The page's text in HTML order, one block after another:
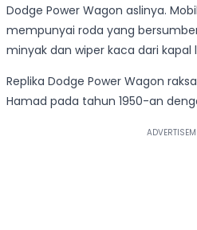
Dodge Power Wagon aslinya.
mempunyai roda yang
minyak dan wiper kaca dari kapal
Replika Dodge Power Wagon
Hamad pada tahun 1950-an